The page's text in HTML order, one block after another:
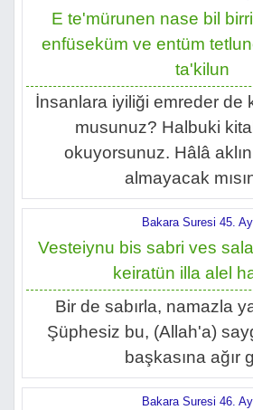
E te'mürunen nase bil
enfüseküm ve entüm
ta'kilun
İnsanlara iyiliği emreder de
musunuz? Halbuki
okuyorsunuz. Hâlâ
almayacak
Bakara Suresi 45.
Vesteiynu bis sabri ves
keiratün illa alel
Bir de sabırla, namazla
Şüphesiz bu, (Allah'a)
başkasına ağır
Bakara Suresi 46.